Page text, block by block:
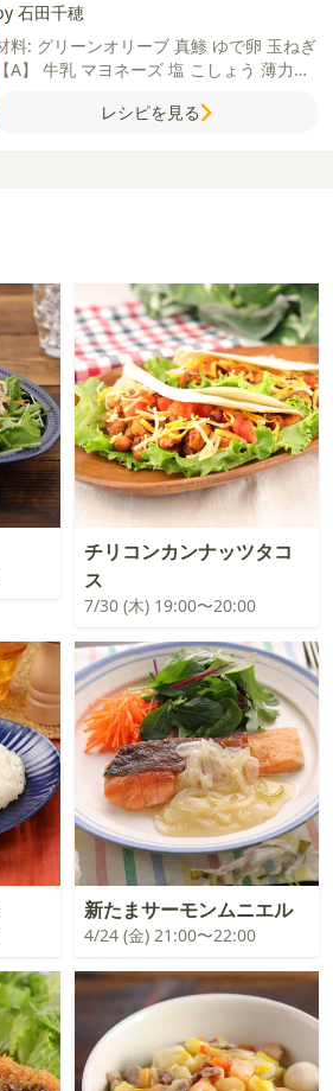
石田千穂
料: グリーンオリーブ 真鯵 ゆで卵 玉ねぎ
【A】 牛乳 マヨネーズ 塩 こしょう 薄力粉
レシピを見る
チリコンカンナッツタコ
ス
7/30 (木) 19:00〜20:00
新たまサーモンムニエル
4/24 (金) 21:00〜22:00